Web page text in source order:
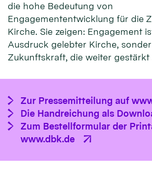
die hohe Bedeutung von
Engagemententwicklung für die
Kirche. Sie zeigen: Engagement
Ausdruck gelebter Kirche,
Zukunftskraft, die weiter gestärkt
Zur Pressemitteilung auf
Die Handreichung als
Zum Bestellformular der
www.dbk.de